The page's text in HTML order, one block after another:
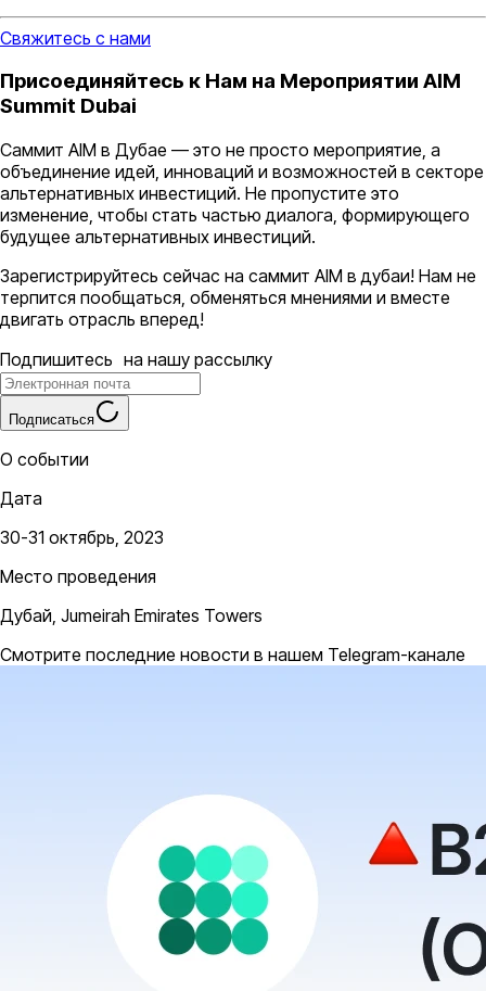
Свяжитесь с нами
Присоединяйтесь к Нам на Мероприятии AIM
Summit Dubai
Саммит AIM в Дубае — это не просто мероприятие, а
объединение идей, инноваций и возможностей в секторе
альтернативных инвестиций. Не пропустите это
изменение, чтобы стать частью диалога, формирующего
будущее альтернативных инвестиций.
Зарегистрируйтесь сейчас на саммит AIM в дубаи! Нам не
терпится пообщаться, обменяться мнениями и вместе
двигать отрасль вперед!
Подпишитесь на нашу рассылку
Подписаться
О событии
Дата
30-31 октябрь, 2023
Место проведения
Дубай, Jumeirah Emirates Towers
Смотрите последние новости в нашем Telegram-канале